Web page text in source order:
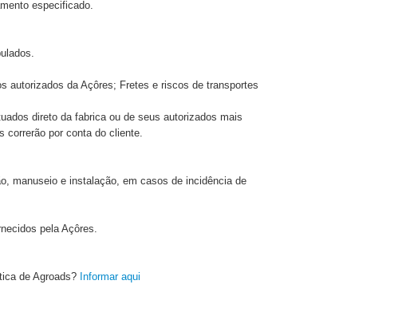
especificado.
autorizados da Açôres; Fretes e riscos de transportes
direto da fabrica ou de seus autorizados mais
correrão por conta do cliente.
manuseio e instalação, em casos de incidência de
pela Açôres.
de Agroads? Informar aqui